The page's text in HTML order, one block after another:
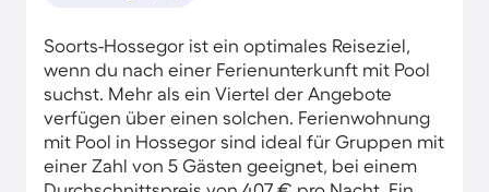
Soorts-Hossegor ist ein optimales Reiseziel,
wenn du nach einer Ferienunterkunft mit Pool
suchst. Mehr als ein Viertel der Angebote
verfügen über einen solchen. Ferienwohnung
mit Pool in Hossegor sind ideal für Gruppen mit
einer Zahl von 5 Gästen geeignet, bei einem